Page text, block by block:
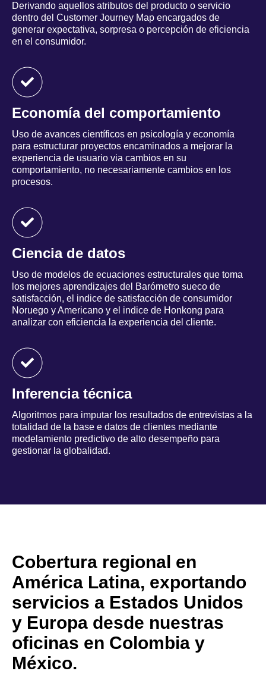
Derivando aquellos atributos del producto o servicio
dentro del Customer Journey Map encargados de
generar expectativa, sorpresa o percepción de eficiencia
en el consumidor.
Economía del comportamiento
Uso de avances científicos en psicología y economía
para estructurar proyectos encaminados a mejorar la
experiencia de usuario via cambios en su
comportamiento, no necesariamente cambios en los
procesos.
Ciencia de datos
Uso de modelos de ecuaciones estructurales que toma
los mejores aprendizajes del Barómetro sueco de
satisfacción, el indice de satisfacción de consumidor
Noruego y Americano y el indice de Honkong para
analizar con eficiencia la experiencia del cliente.
Inferencia técnica
Algoritmos para imputar los resultados de entrevistas a la
totalidad de la base e datos de clientes mediante
modelamiento predictivo de alto desempeño para
gestionar la globalidad.
Cobertura regional en
América Latina, exportando
servicios a Estados Unidos
y Europa desde nuestras
oficinas en Colombia y
México.